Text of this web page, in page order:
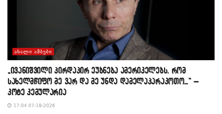
ᲐᲮᲐᲚᲘ ᲐᲛᲑᲔᲑᲘ
„ივანიშვილი პირდაპირ ეუბნება ამერიკელებს, რომ
სახელმწიფო მე ვარ და მე უნდა დამელაპარაკოთო…“ –
კოტე კემულარია
17:04 07-18-2026